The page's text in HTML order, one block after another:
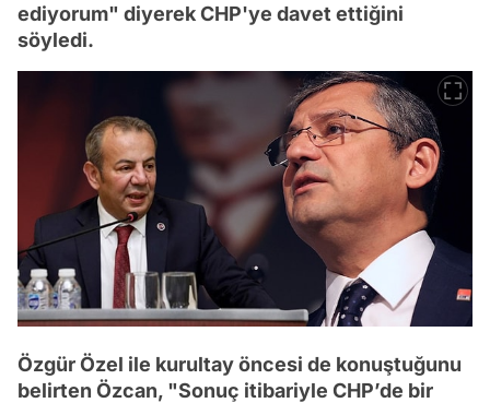
ediyorum" diyerek CHP'ye davet ettiğini
söyledi.
Özgür Özel ile kurultay öncesi de konuştuğunu
belirten Özcan, "Sonuç itibariyle CHP’de bir